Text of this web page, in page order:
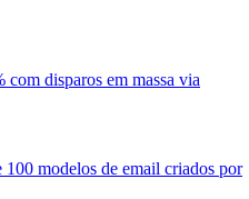
com disparos em massa via
modelos de email criados por